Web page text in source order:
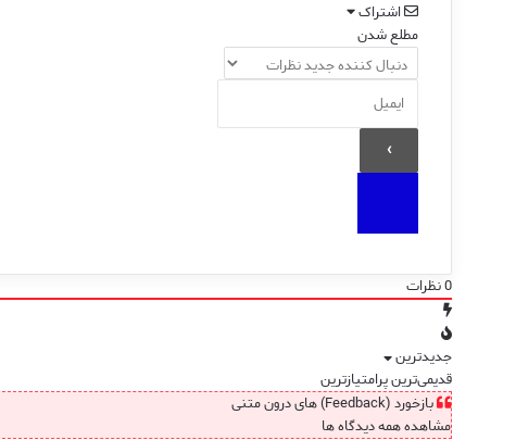
اشتراک
مطلع شدن
0نظرات
جدیدترین
قدیمی‌ترینپرامتیازترین
بازخورد (Feedback) های درون متنی
مشاهده همه دیدگاه ها